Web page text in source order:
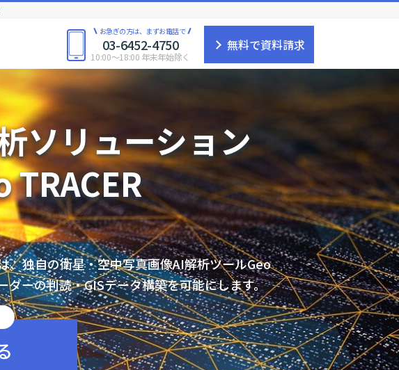
お急ぎの方は、まずお電話で
03-6452-4750
10:00〜18:00 年末年始除く
無料で資料請求
ソリューション
独自の衛星・空中写真画像AI解析ツールGeo
ーの判読・GISデータ構築を可能にします。